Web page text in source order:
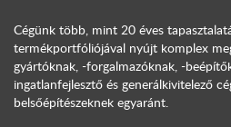
Cégünk több, mint 20 éves
termékportfóliójával nyújt komplex
gyártóknak, -forgalmazóknak, -
ingatlanfejlesztő és generálkivitelező
belsőépítészeknek egyaránt.